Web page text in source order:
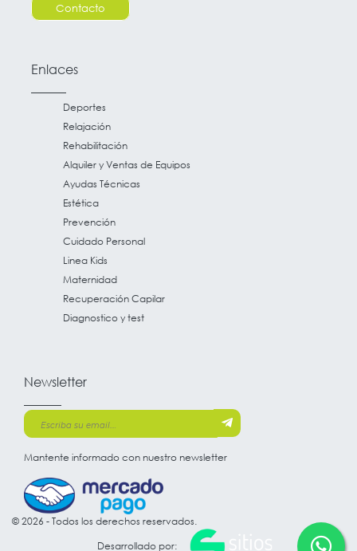
Contacto
Enlaces
Deportes
Relajación
Rehabilitación
Alquiler y Ventas de Equipos
Ayudas Técnicas
Estética
Prevención
Cuidado Personal
Linea Kids
Maternidad
Recuperación Capilar
Diagnostico y test
Newsletter
Mantente informado con nuestro newsletter
© 2026 - Todos los derechos reservados.
Desarrollado por: